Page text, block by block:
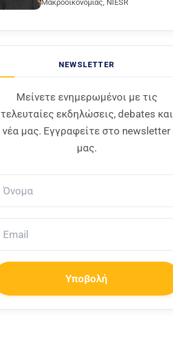
Μακροοικονομίας, NIESR
NEWSLETTER
Μείνετε ενημερωμένοι με τις
τελευταίες εκδηλώσεις, debates και
νέα μας. Εγγραφείτε στο newsletter
μας.
Υποβολή